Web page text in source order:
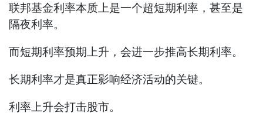
联邦基金利率本质上是一个超短期利率，甚至是
隔夜利率。
而短期利率预期上升，会进一步推高长期利率。
长期利率才是真正影响经济活动的关键。
利率上升会打击股市。